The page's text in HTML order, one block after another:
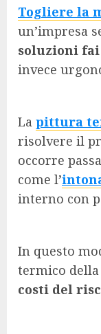
Togliere la
un’impresa
soluzioni fai
invece
La pittura
risolvere il
occorre
come l’
interno con
In questo
termico della
costi del